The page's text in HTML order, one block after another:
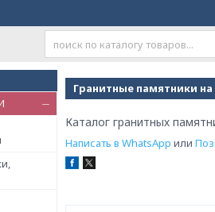
Гранитные памятники
Каталог гранитных
Написать в WhatsApp или